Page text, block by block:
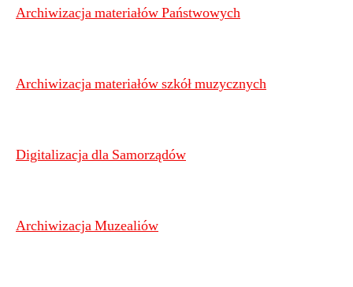
Archiwizacja materiałów Państwowych
Archiwizacja materiałów szkół muzycznych
Digitalizacja dla Samorządów
Archiwizacja Muzealiów